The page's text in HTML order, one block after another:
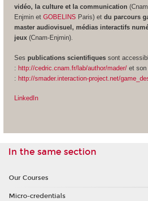
vidéo, la culture et la communication
Enjmin et GOBELINS Paris) et du parcours
master audiovisuel, médias interactifs
jeux(Cnam-Enjmin).
Ses publications scientifiquessont
: http://cedric.cnam.fr/lab/author/mader/et son
: http://smader.interaction-project.net/
LinkedIn
In the same section
Our Courses
Micro-credentials